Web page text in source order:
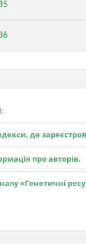
де
про авторів.
«Генетичні